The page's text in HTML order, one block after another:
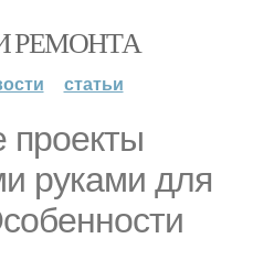
РЕМОНТА
статьи
руками для